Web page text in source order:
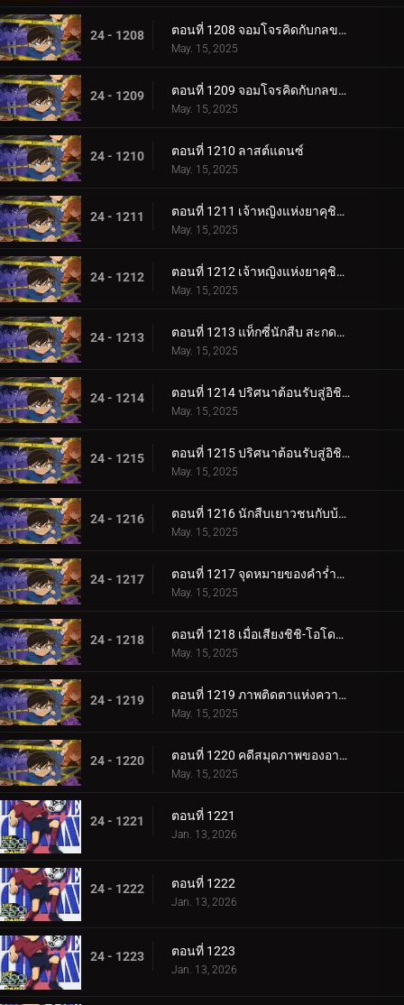
24 - 1208 ตอนที่ 1208 จอมโจรคิดกับกลขโมยมงกุฎ (ตอนแรก)
May. 15, 2025
24 - 1209 ตอนที่ 1209 จอมโจรคิดกับกลขโมยมงกุฎ (ตอนจบ)
May. 15, 2025
24 - 1210 ตอนที่ 1210 ลาสต์แดนซ์
May. 15, 2025
24 - 1211 ตอนที่ 1211 เจ้าหญิงแห่งยาคุชิมะ (ตอนแรก)
May. 15, 2025
24 - 1212 ตอนที่ 1212 เจ้าหญิงแห่งยาคุชิมะ (ตอนจบ)case-closed-1x1210
May. 15, 2025
24 - 1213 ตอนที่ 1213 แท็กซี่นักสืบ สะกดรอย 2
May. 15, 2025
24 - 1214 ตอนที่ 1214 ปริศนาต้อนรับสู่อิชิคาวะ (ตอนแรก)
May. 15, 2025
24 - 1215 ตอนที่ 1215 ปริศนาต้อนรับสู่อิชิคาวะ (ตอนจบ)
May. 15, 2025
24 - 1216 ตอนที่ 1216 นักสืบเยาวชนกับบ้านเก่าที่ใฝ่ฝัน
May. 15, 2025
24 - 1217 ตอนที่ 1217 จุดหมายของคำร่ำลา
May. 15, 2025
24 - 1218 ตอนที่ 1218 เมื่อเสียงชิชิ-โอโดชิดังขึ้น
May. 15, 2025
24 - 1219 ตอนที่ 1219 ภาพติดตาแห่งความลับ
May. 15, 2025
24 - 1220 ตอนที่ 1220 คดีสมุดภาพของอายูมิ 5
May. 15, 2025
24 - 1221 ตอนที่ 1221
Jan. 13, 2026
24 - 1222 ตอนที่ 1222
Jan. 13, 2026
24 - 1223 ตอนที่ 1223
Jan. 13, 2026